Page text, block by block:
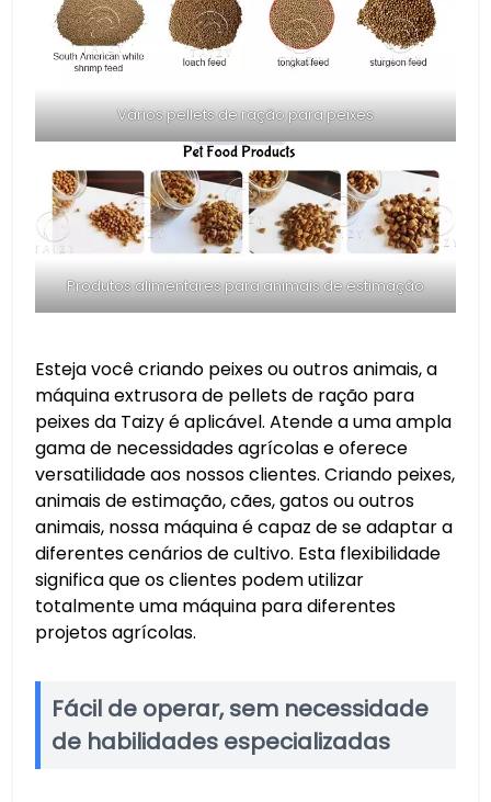
Vários pellets de ração para peixes
Produtos alimentares para animais de estimação
Esteja você criando peixes ou outros animais, a
máquina extrusora de pellets de ração para
peixes da Taizy é aplicável. Atende a uma ampla
gama de necessidades agrícolas e oferece
versatilidade aos nossos clientes. Criando peixes,
animais de estimação, cães, gatos ou outros
animais, nossa máquina é capaz de se adaptar a
diferentes cenários de cultivo. Esta flexibilidade
significa que os clientes podem utilizar
totalmente uma máquina para diferentes
projetos agrícolas.
Fácil de operar, sem necessidade
de habilidades especializadas